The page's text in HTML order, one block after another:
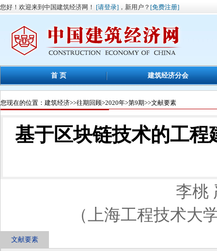
您好！欢迎来到中国建筑经济网！ [请登录] ，新用户？ [免费注册]
首 页 建筑经济分会
您现在的位置： 建筑经济>>往期回顾>2020年>第9期>>文献要素
基于区块链技术的工
李桃
（上海工程技术大
文献要素